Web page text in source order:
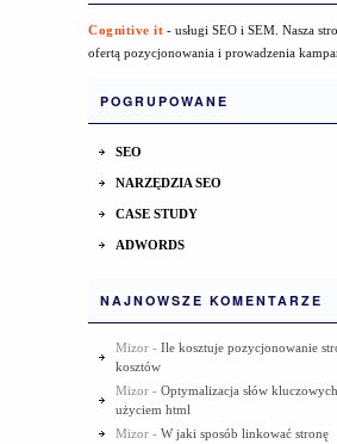
Cognitive it - usługi SEO i SEM. Nasza
ofertą pozycjonowania i prowadzenia
POGRUPOWANE
SEO
NARZĘDZIA SEO
CASE STUDY
ADWORDS
NAJNOWSZE KOMENTARZE
Mizor - Ile kosztuje pozycjonowanie
kosztów
Mizor - Optymalizacja słów
użyciem html
Mizor - W jaki sposób linkować stronę